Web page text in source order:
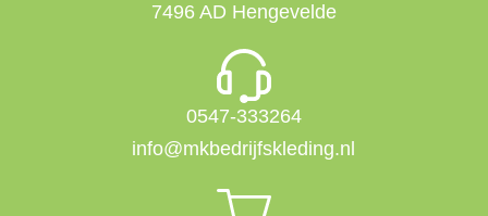
7496 AD Hengevelde
0547-333264
info@mkbedrijfskleding.nl